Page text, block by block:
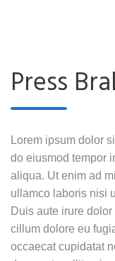
Press
Lorem ipsum dolor
do eiusmod tempor
aliqua. Ut enim ad
ullamco laboris nisi
Duis aute irure
cillum dolore eu
occaecat cupidatat